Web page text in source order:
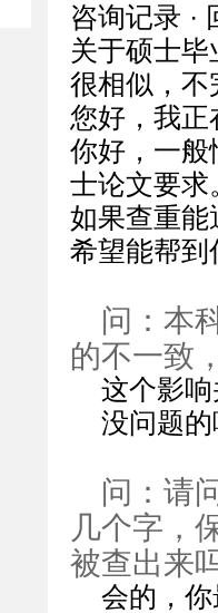
咨询记录 ·
关于硕士
很相似，不
您好，我正
你好，一般
士论文要求
如果查重能
希望能帮到
问：本
的不一致
这个影
没问题
问：请
几个字，
被查出来
会的，